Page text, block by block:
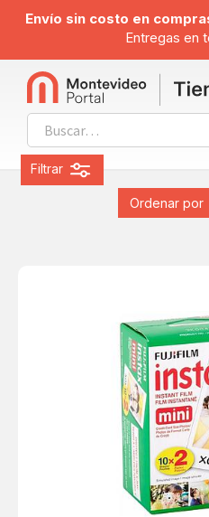
Envío sin costo en
Entregas en
Ordenar por
Filtrar